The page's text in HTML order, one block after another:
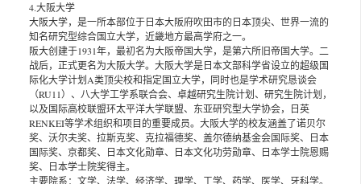
4.大阪大学
大阪大学，是一所本部位于日本大阪府吹田市的日本顶尖、世界一流的
知名研究型综合国立大学，近畿地方最高学府之一。
阪大创建于1931年，最初名为大阪帝国大学，是第六所旧帝国大学。二
战后，正式更名为大阪大学。大阪大学是日本文部科学省设立的超级国
际化大学计划A类顶尖校和指定国立大学，同时也是学术研究恳谈会
（RU11）、八大学工学系联合会、卓越研究生院计划、研究生院计划，
以及国际高校联盟环太平洋大学联盟、东亚研究型大学协会，日英
RENKEI等学术组织和项目的重要成员。大阪大学的校友涵盖了诺贝尔
奖、沃尔夫奖、拉斯克奖、克拉福德奖、盖尔德纳基金会国际奖、日本
国际奖、京都奖、日本文化勋章、日本文化功劳勋章、日本学士院恩赐
奖、日本学士院奖得主。
主要院系：文学、法学、经济学、理学、工学、药学、医学、牙科学。